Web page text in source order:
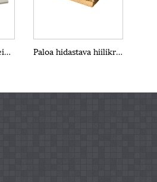
kevyt hiilikristalli seinäpaneeli Paloa hidastava hiilikristalli seinäpaneeli